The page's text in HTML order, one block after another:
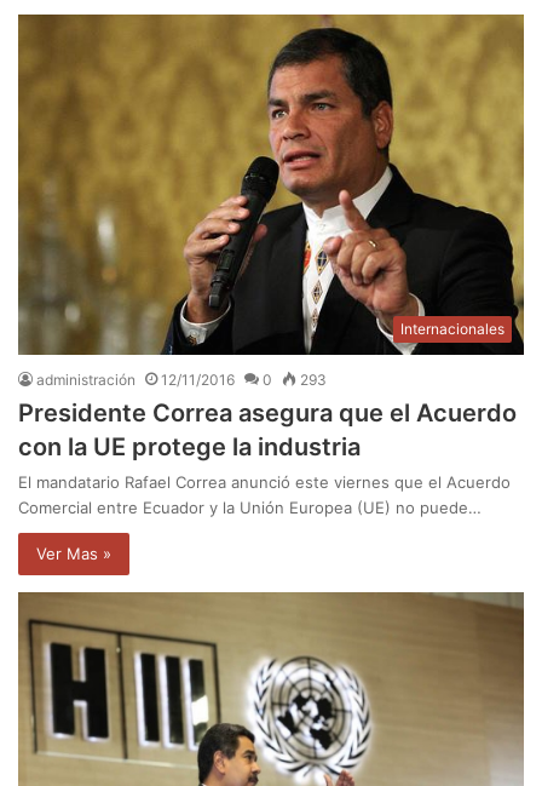
Internacionales
administración 12/11/2016 0 293
Presidente Correa asegura que el Acuerdo
con la UE protege la industria
El mandatario Rafael Correa anunció este viernes que el Acuerdo
Comercial entre Ecuador y la Unión Europea (UE) no puede…
Ver Mas »